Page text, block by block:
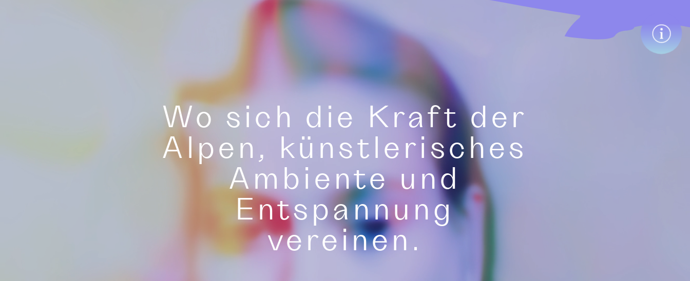
Wo sich die Kraft der
Alpen, künstlerisches
Ambiente und
Entspannung
vereinen.